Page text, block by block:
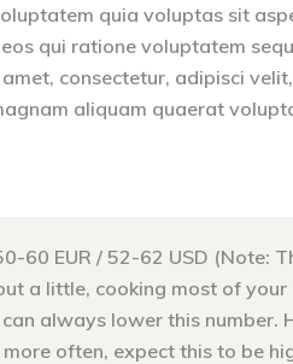
quia voluptas sit
qui ratione voluptatem
consectetur, adipisci
aliquam quaerat
60 EUR / 52-62 USD (Note:
a little, cooking most of
always lower this number.
often, expect this to be